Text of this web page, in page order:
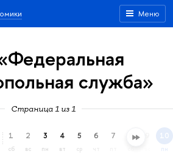
Меню
служба»
Страница 1 из 1
1
сб
2
вс
3
пн
4
вт
5
ср
6 7 8 10
пн